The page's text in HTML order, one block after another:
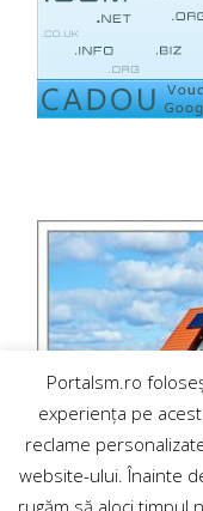
Portalsm.ro
experiența pe
reclame
website-ului. Înainte